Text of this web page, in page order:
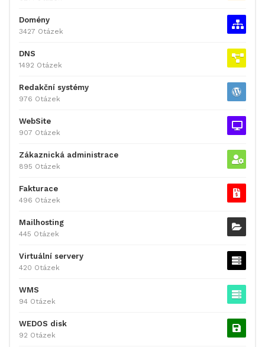
Domény
3427 Otázek
DNS
1492 Otázek
Redakční systémy
976 Otázek
WebSite
907 Otázek
Zákaznická administrace
895 Otázek
Fakturace
496 Otázek
Mailhosting
445 Otázek
Virtuální servery
420 Otázek
WMS
94 Otázek
WEDOS disk
92 Otázek